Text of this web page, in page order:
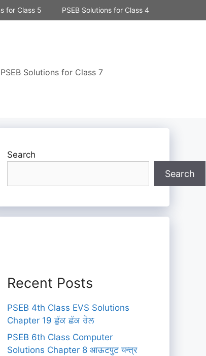
for Class 5 PSEB Solutions for Class 4
PSEB Solutions for Class 7
Search
Search
Recent Posts
PSEB 4th Class EVS Solutions
Chapter 19 ਛੁੱਕ ਛੱਕ ਰੇਲ
PSEB 6th Class Computer
Solutions Chapter 8 आऊटपुट यन्त्र